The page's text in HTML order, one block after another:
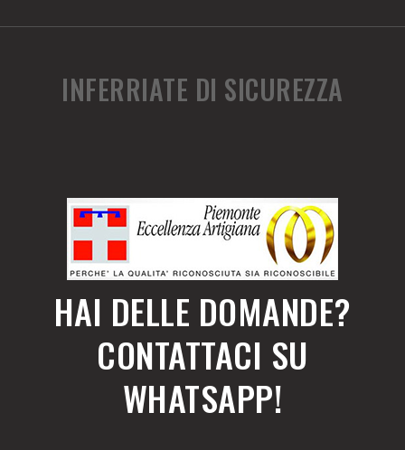
INFERRIATE DI SICUREZZA
HAI DELLE DOMANDE?
CONTATTACI SU
WHATSAPP!